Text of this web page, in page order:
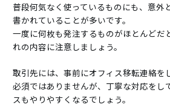
普段何気なく使っているものにも、意外
書かれていることが多いです。
一度に何枚も発注するものがほとんどだ
れの内容に注意しましょう。
取引先には、事前にオフィス移転連絡を
必須ではありませんが、丁寧な対応をし
スもやりやすくなるでしょう。